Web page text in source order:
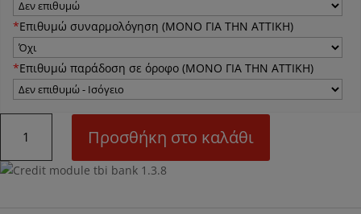
*Επιθυμώ συναρμολόγηση (ΜΟΝΟ ΓΙΑ ΤΗΝ ΑΤΤΙΚΗ)
*Επιθυμώ παράδοση σε όροφο (ΜΟΝΟ ΓΙΑ ΤΗΝ ΑΤΤΙΚΗ)
Κρεβάτι
μεταλλικό
ποσότητα
Προσθήκη στο καλάθι